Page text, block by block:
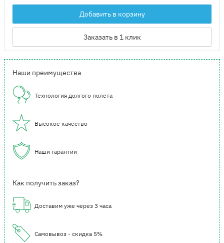
Добавить в корзину
Заказать в 1 клик
Наши преимущества
Технология долгого полета
Высокое качество
Наши гарантии
Как получить заказ?
Доставим уже через 3 часа
Самовывоз - скидка 5%